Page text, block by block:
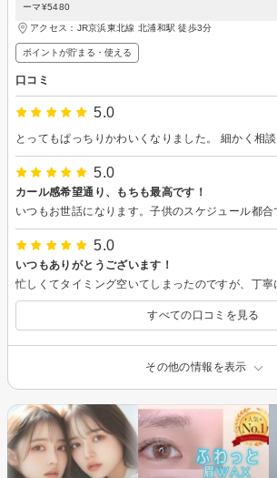
ーマ¥5480
アクセス：JR京浜東北線 北浦和駅 徒歩3分
ポイントが貯まる・使える
口コミ
5.0
5.0
カール感希望通り、もちも最高です！
5.0
いつもありがとうございます！
すべての口コミを見る
その他の情報を表示